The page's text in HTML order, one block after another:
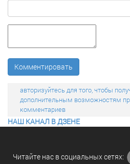
Комментировать
авторизуйтесь для того, чтобы
дополнительным возможностям
комментариев
НАШ КАНАЛ В ДЗЕНЕ
Читайте нас в социальных сетях: